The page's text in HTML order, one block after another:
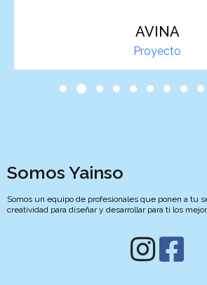
GIZ
Proyecto
Somos Yainso
Somos un equipo de profesionales que ponen a tu
creatividad para diseñar y desarrollar para ti los